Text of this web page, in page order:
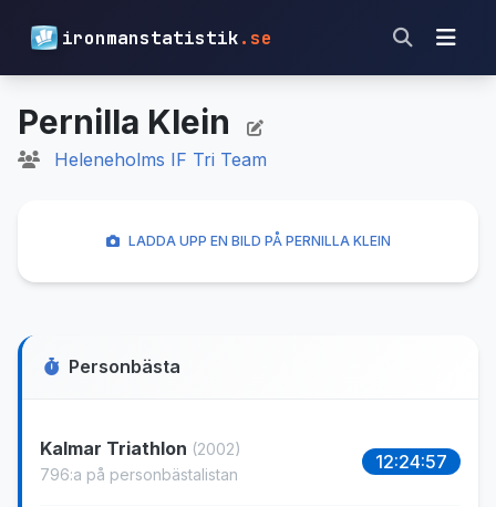
ironmanstatistik.se
Pernilla Klein
Heleneholms IF Tri Team
Personbästa
Kalmar Triathlon (2002)
796:a på personbästalistan
12:24:57
LADDA UPP EN BILD PÅ PERNILLA KLEIN